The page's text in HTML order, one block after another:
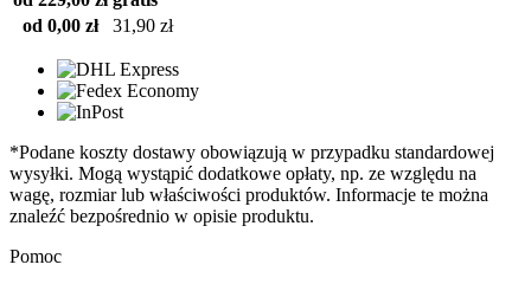
od 0,00 zł
31,90 zł
*Podane koszty dostawy obowiązują w przypadku standardowej
wysyłki. Mogą wystąpić dodatkowe opłaty, np. ze względu na
wagę, rozmiar lub właściwości produktów. Informacje te można
znaleźć bezpośrednio w opisie produktu.
Pomoc